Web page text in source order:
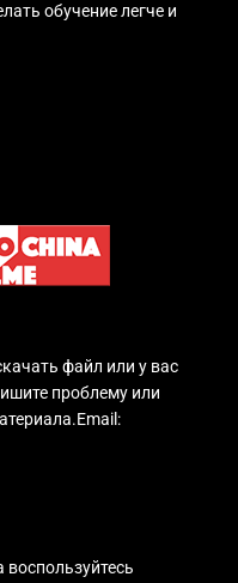
обучение легче и
файл или у вас
проблему или